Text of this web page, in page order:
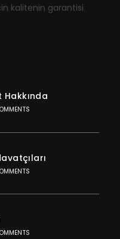
kalitenin garantisi